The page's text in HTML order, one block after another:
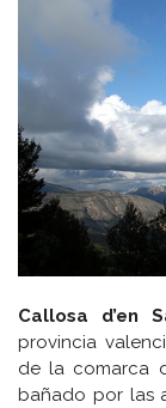
Callosa d’en
provincia
de la comarca
bañado por las